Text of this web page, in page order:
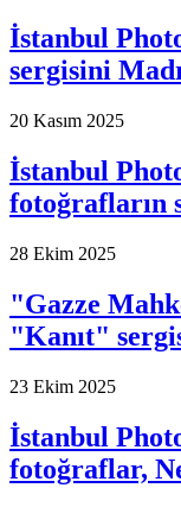
İstanbul
sergisini
20 Kasım 2025
İstanbul
fotoğrafların
28 Ekim 2025
"Gazze
"Kanıt"
23 Ekim 2025
İstanbul
fotoğraflar,